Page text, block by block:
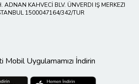
KAHVECİ BLV. ÜNVERDI IŞ MERKEZI
1500047164/342/TUR
Mobil Uygulamamızı İndirin